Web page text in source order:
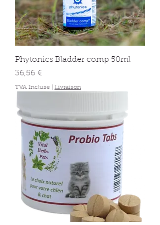
Phytonics Bladder comp 50ml
Prix
36,56 €
TVA Incluse Livraison